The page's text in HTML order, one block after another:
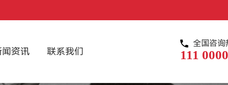
闻资讯 联系我们
全国咨询
111